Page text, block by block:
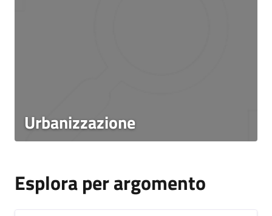
Urbanizzazione
Esplora per argomento